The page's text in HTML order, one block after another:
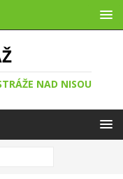
NAD NISOU